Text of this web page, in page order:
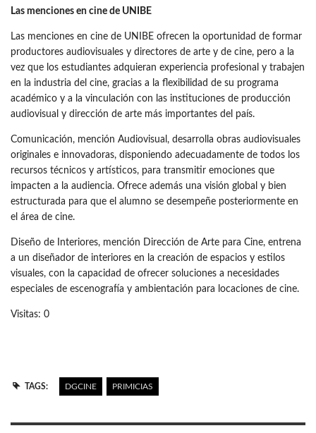
Las menciones en cine de UNIBE
Las menciones en cine de UNIBE ofrecen la oportunidad de formar
productores audiovisuales y directores de arte y de cine, pero a la
vez que los estudiantes adquieran experiencia profesional y trabajen
en la industria del cine, gracias a la flexibilidad de su programa
académico y a la vinculación con las instituciones de producción
audiovisual y dirección de arte más importantes del país.
Comunicación, mención Audiovisual, desarrolla obras audiovisuales
originales e innovadoras, disponiendo adecuadamente de todos los
recursos técnicos y artísticos, para transmitir emociones que
impacten a la audiencia. Ofrece además una visión global y bien
estructurada para que el alumno se desempeñe posteriormente en
el área de cine.
Diseño de Interiores, mención Dirección de Arte para Cine, entrena
a un diseñador de interiores en la creación de espacios y estilos
visuales, con la capacidad de ofrecer soluciones a necesidades
especiales de escenografía y ambientación para locaciones de cine.
Visitas: 0
TAGS: DGCINE PRIMICIAS